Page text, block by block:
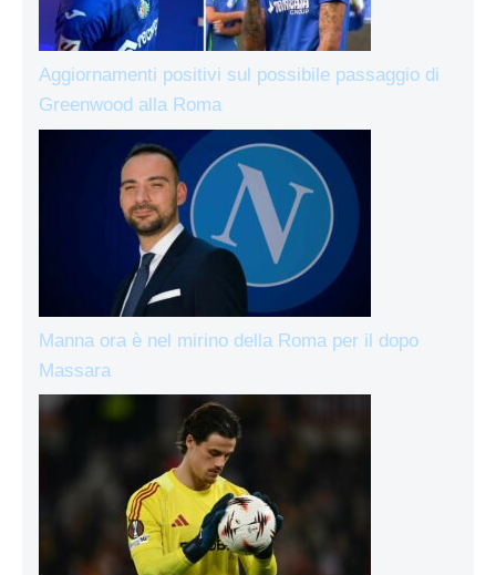
Aggiornamenti positivi sul possibile passaggio di
Greenwood alla Roma
Manna ora è nel mirino della Roma per il dopo
Massara